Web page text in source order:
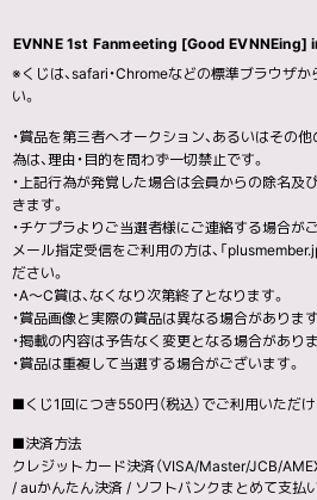
EVNNE 1st Fanmeeting [Good EVNNEing]
※くじは、safari・Chromeなどの標準ブラウザ
い。
・賞品を第三者へオークション、あるいはその
為は、理由・目的を問わず一切禁止です。
・上記行為が発覚した場合は会員からの除名及
きます。
・チケプラよりご当選者様にご連絡する場合が
メール指定受信をご利用の方は、「
ださい。
・A〜C賞は、なくなり次第終了となります。
・賞品画像と実際の賞品は異なる場合があります
・掲載の内容は予告なく変更となる場合がありま
・賞品は重複して当選する場合がございます。
■くじ1回につき550円（税込）でご利用いただけ
■決済方法
クレジットカード決済（VISA/Master/JCB/
/ auかんたん決済 / ソフトバンクまとめて支払